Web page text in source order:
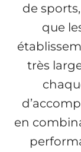
de
que
très
en